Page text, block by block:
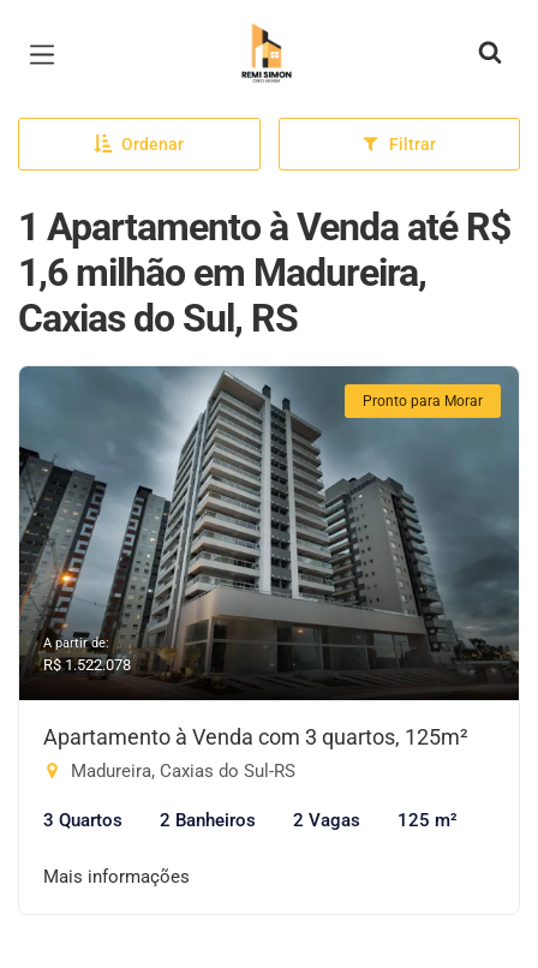
Página inicial
Ordenar Filtrar
1 Apartamento à Venda até R$
1,6 milhão em Madureira,
Caxias do Sul, RS
Pronto para Morar
A partir de:
R$ 1.522.078
Apartamento à Venda com 3 quartos, 125m²
Madureira, Caxias do Sul-RS
3 Quartos 2 Banheiros 2 Vagas 125 m²
Mais informações